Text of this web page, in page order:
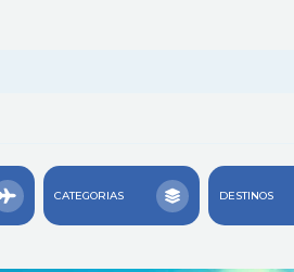
CATEGORIAS DESTINOS